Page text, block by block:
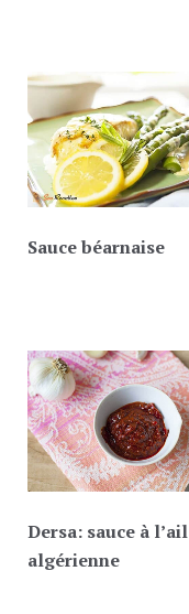
Sauce béarnaise
Dersa: sauce à l’ail
algérienne